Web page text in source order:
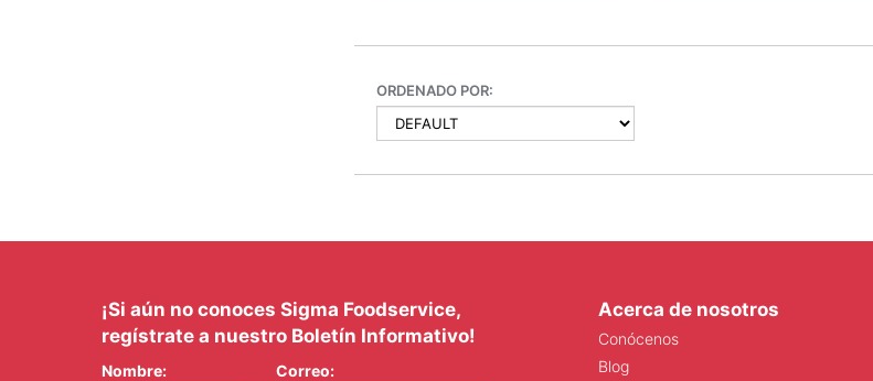
ORDENADO POR:
¡Si aún no conoces Sigma Foodservice,
regístrate a nuestro Boletín Informativo!
Nombre: Correo:
Acerca de nosotros
Conócenos
Blog